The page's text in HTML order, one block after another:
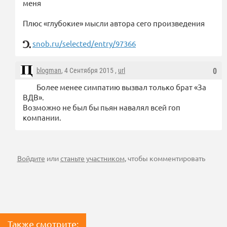
меня
Плюс «глубокие» мысли автора сего произведения
snob.ru/selected/entry/97366
0
blogman, 4 Сентября 2015 , url
Более менее симпатию вызвал только брат «За
ВДВ».
Возможно не был бы пьян навалял всей гоп
компании.
Войдите илистаньте участником, чтобы комментировать
Также смотрите: